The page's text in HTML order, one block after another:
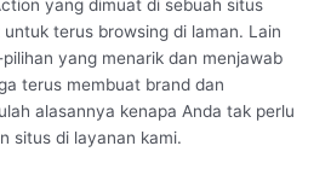
yang dimuat di sebuah situs
terus browsing di laman. Lain
yang menarik dan menjawab
terus membuat brand dan
alasannya kenapa Anda tak perlu
situs di layanan kami.